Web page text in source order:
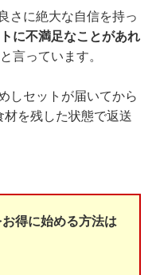
さに絶大な自信を持っ
に不満足なことがあれ
言っています。
しセットが届いてから
を残した状態で返送
得に始める方法は